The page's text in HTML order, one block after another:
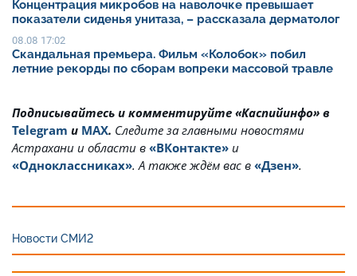
Концентрация микробов на наволочке превышает
показатели сиденья унитаза, – рассказала дерматолог
08.08 17:02
Скандальная премьера. Фильм «Колобок» побил
летние рекорды по сборам вопреки массовой травле
Подписывайтесь и комментируйте «Каспийинфо» в
Telegram и MAX. Cледите за главными новостями
Астрахани и области в «ВКонтакте» и
«Одноклассниках». А также ждём вас в «Дзен».
Новости СМИ2